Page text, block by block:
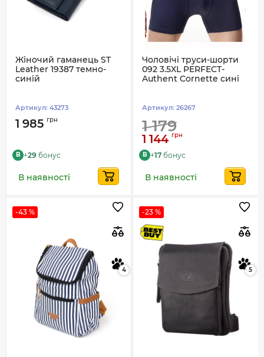
Жіночий гаманець ST
Leather 19387 темно-
синій
Артикул: 43273
1 985 грн
B +29 бонус
В наявності
Чоловічі труси-шорти
092 3.5XL PERFECT-
Authent Cornette сині
Артикул: 26267
1 179
1 144 грн
B +17 бонус
В наявності
-43 %
4
-23 %
5